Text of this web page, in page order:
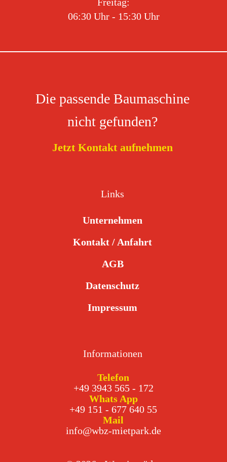
06:30 Uhr - 15:30 Uhr
Die passende Baumaschine
nicht gefunden?
Jetzt Kontakt aufnehmen
Links
Unternehmen
Kontakt / Anfahrt
AGB
Datenschutz
Impressum
Informationen
Telefon
+49 3943 565 - 172
Whats App
+49 151 - 677 640 55
Mail
info@wbz-mietpark.de